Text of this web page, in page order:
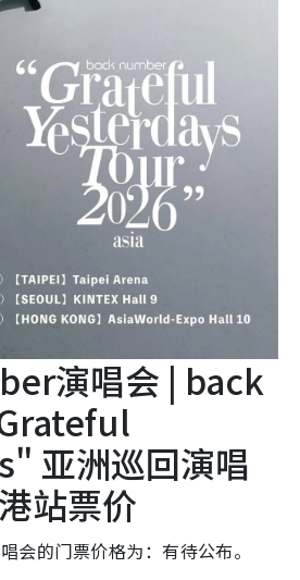
演唱会 | back
亚洲巡回演唱
站票价
会的门票价格为：有待公布。